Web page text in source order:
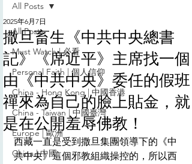
All Posts
Must Watch | 必看
Personal Faith | 個人信仰
China - Hong Kong | 中國香港
China - Taiwan | 中國臺灣
Europe | 歐洲
China | 中國
All Posts
撒旦畜生《中共中央總書
記》《席近平》主席找一個
由《中共中央》委任的假班
禪來為自己的臉上貼金，就
是在公開羞辱佛教！
2025年6月7日
西藏一直是受到撒旦集團領導下的《中
共中央》這個邪教組織操控的，所以西